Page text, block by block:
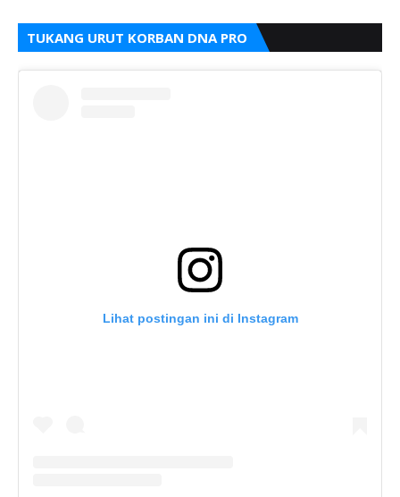
TUKANG URUT KORBAN DNA PRO
Lihat postingan ini di Instagram